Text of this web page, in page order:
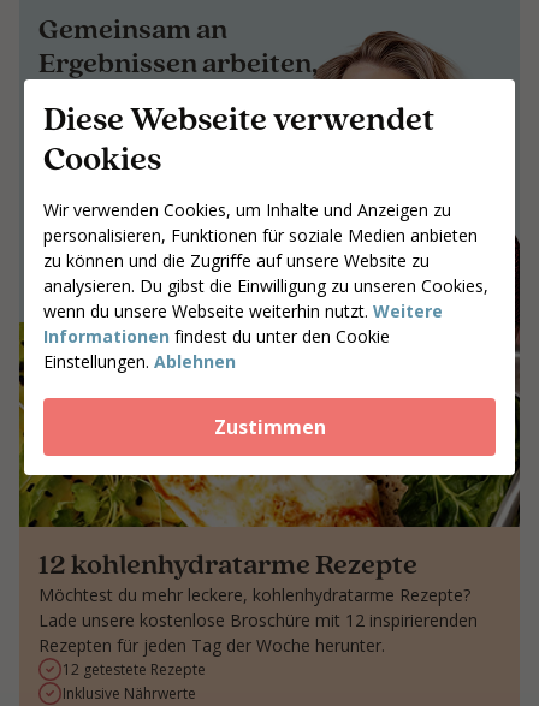
Diese Webseite verwendet
Cookies
Wir verwenden Cookies, um Inhalte und Anzeigen zu
personalisieren, Funktionen für soziale Medien anbieten
zu können und die Zugriffe auf unsere Website zu
analysieren. Du gibst die Einwilligung zu unseren Cookies,
wenn du unsere Webseite weiterhin nutzt. Weitere
Informationen findest du unter den Cookie
Einstellungen. Ablehnen
Zustimmen
Gemeinsam an
Ergebnissen arbeiten,
Gemeinsam an Ergebnissen arbeiten,
die bleiben
Gib deine Postleitzahl ein
Coaches suchen
12 kohlenhydratarme Rezepte
Möchtest du mehr leckere, kohlenhydratarme Rezepte?
Lade unsere kostenlose Broschüre mit 12 inspirierenden
Rezepten für jeden Tag der Woche herunter.
12 getestete Rezepte
Inklusive Nährwerte